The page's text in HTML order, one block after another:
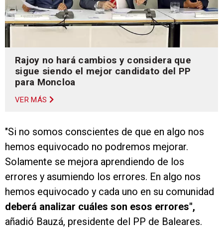
Rajoy no hará cambios y considera que
sigue siendo el mejor candidato del PP
para Moncloa
VER MÁS
"Si no somos conscientes de que en algo nos
hemos equivocado no podremos mejorar.
Solamente se mejora aprendiendo de los
errores y asumiendo los errores. En algo nos
hemos equivocado y cada uno en su comunidad
deberá analizar cuáles son esos errores",
añadió Bauzá, presidente del PP de Baleares.